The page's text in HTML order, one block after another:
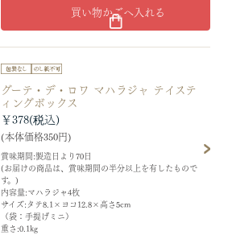
買い物かごへ入れる
グーテ・デ・ロワ マハラジャ テイステ
ィングボックス
賞味期間:製造日より70日
(お届けの商品は、賞味期間の半分以上を有したもので
す。)
内容量:マハラジャ4枚
サイズ:タテ8.1×ヨコ12.8×高さ5cm
（袋：手提げミニ）
重さ:0.1kg
￥378
(本体価格350円)